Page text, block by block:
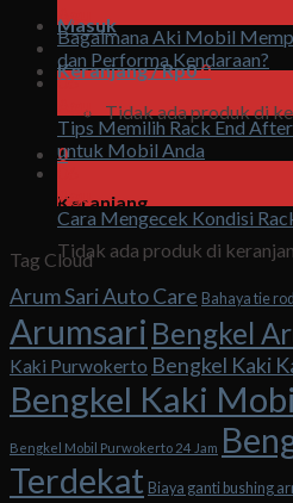
Masuk
Keranjang /Rp00
Tidak ada produk di
0
Keranjang
Tidak ada produk di
Agu
Bagaimana Aki Mobil
dan Performa Kendaraan?
06
Tips Memilih Rack End
untuk Mobil Anda
Agu
Cara Mengecek Kondisi
Tag Cloud
Arum Sari Auto Care Bahaya tie
Arumsari Bengkel
Kaki Purwokerto Bengkel Kaki
Bengkel Kaki
Bengkel Mobil Purwokerto 24 Jam
Terdekat Biaya ganti bushing